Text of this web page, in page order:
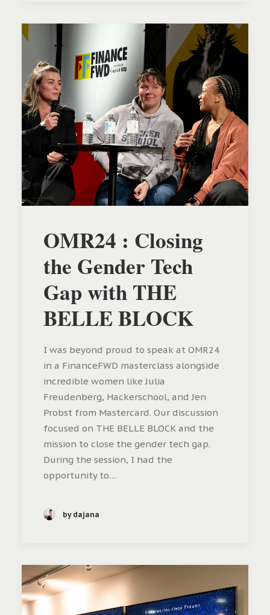
OMR24 : Closing
the Gender Tech
Gap with THE
BELLE BLOCK
I was beyond proud to speak at OMR24
in a FinanceFWD masterclass alongside
incredible women like Julia
Freudenberg, Hackerschool, and Jen
Probst from Mastercard. Our discussion
focused on THE BELLE BLOCK and the
mission to close the gender tech gap.
During the session, I had the
opportunity to…
by dajana